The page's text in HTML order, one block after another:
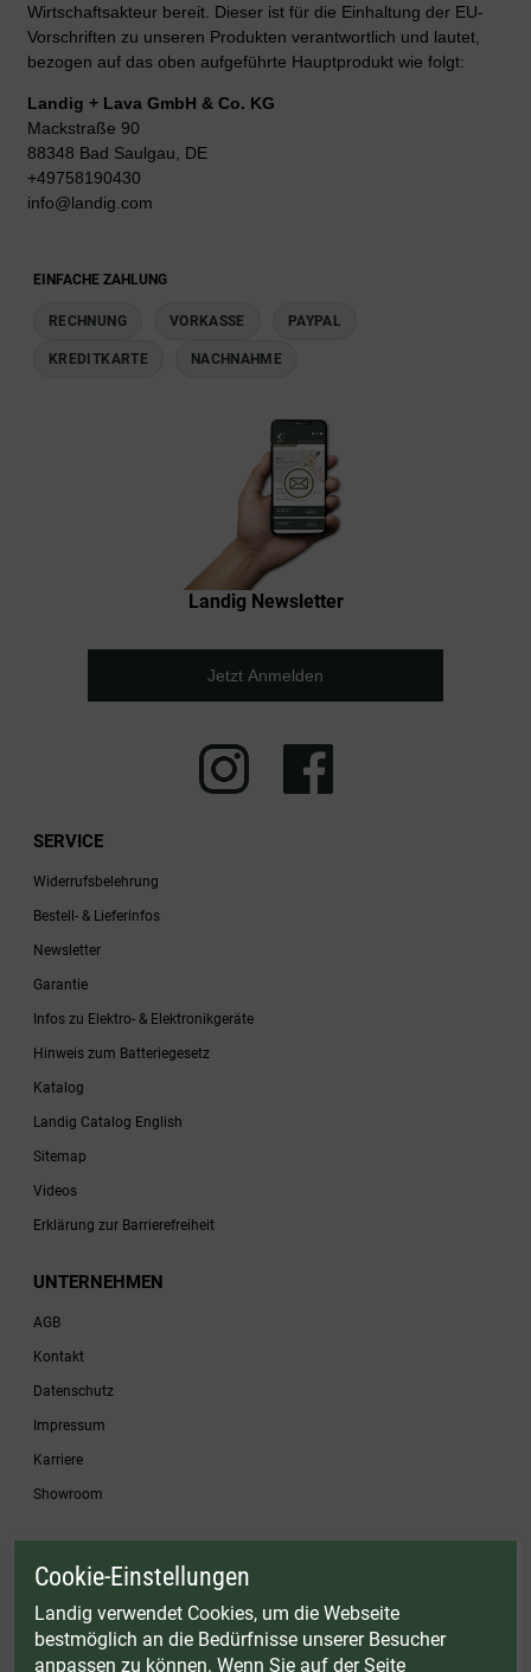
Wirtschaftsakteur bereit. Dieser ist für die Einhaltung der EU-
Vorschriften zu unseren Produkten verantwortlich und lautet,
bezogen auf das oben aufgeführte Hauptprodukt wie folgt:
Landig + Lava GmbH & Co. KG
Mackstraße 90
88348 Bad Saulgau, DE
+49758190430
info@landig.com
EINFACHE ZAHLUNG
RECHNUNG VORKASSE PAYPAL
KREDITKARTE NACHNAHME
Landig Newsletter
Jetzt Anmelden
SERVICE
Widerrufsbelehrung
Bestell- & Lieferinfos
Newsletter
Garantie
Infos zu Elektro- & Elektronikgeräte
Hinweis zum Batteriegesetz
Katalog
Landig Catalog English
Sitemap
Videos
Erklärung zur Barrierefreiheit
UNTERNEHMEN
AGB
Kontakt
Datenschutz
Impressum
Karriere
Showroom
* Gültig bis einschließlich 17.08.2026. Keine Barauszahlung möglich. Nicht mit
Zubehörartikel. Nicht einlösbar auf bereits rabattierte Sets.
© Landig 1982-2026 (44 Jahre Qualität)
Cookie-Einstellungen
Landig verwendet Cookies, um die Webseite
bestmöglich an die Bedürfnisse unserer Besucher
anpassen zu können. Wenn Sie auf der Seite